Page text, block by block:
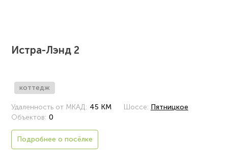
Истра-Лэнд 2
коттедж
Удаленность от МКАД: 45 КМ Шоссе: Пятницкое
Объектов: 0
Подробнее о посёлке